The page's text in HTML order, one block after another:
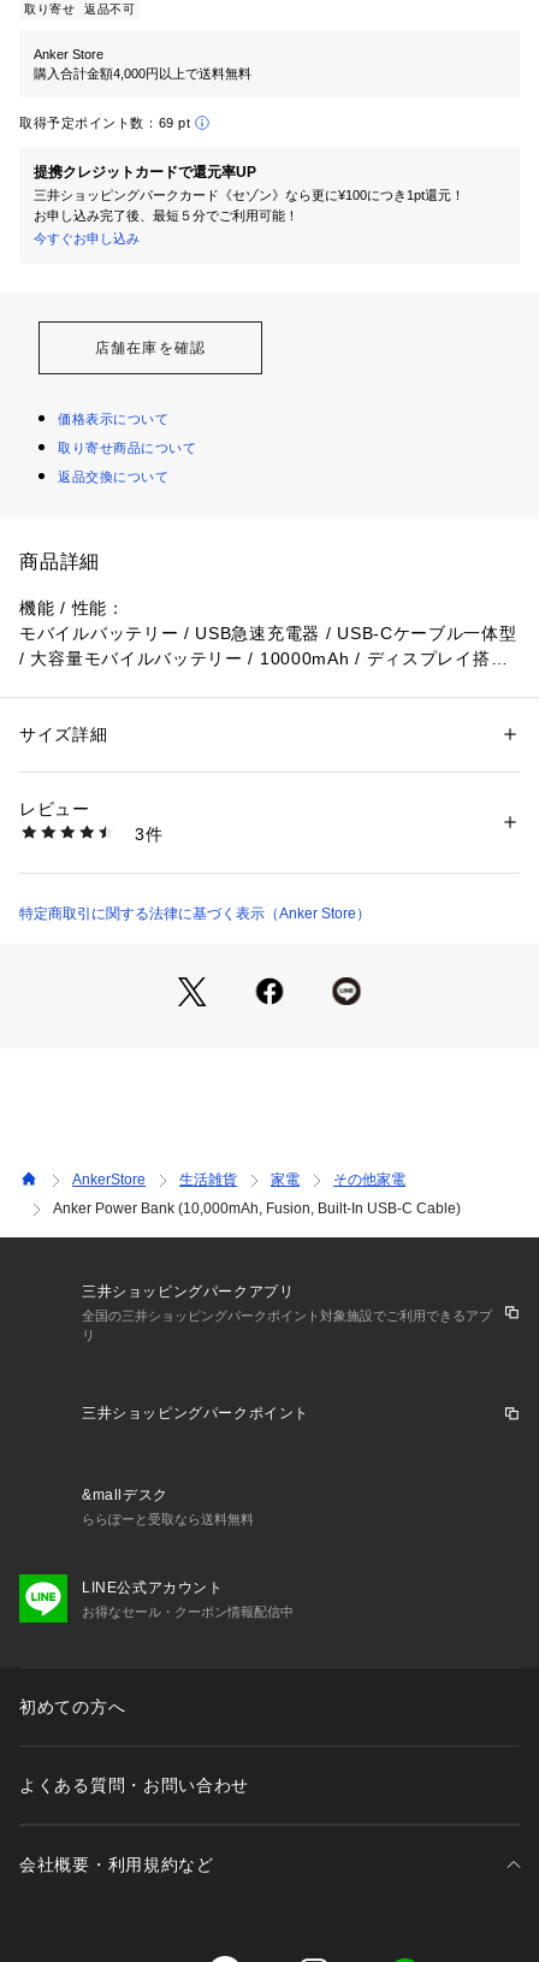
取り寄せ 返品不可
Anker Store
購入合計金額4,000円以上で送料無料
取得予定ポイント数： 69 pt
提携クレジットカードで還元率UP
三井ショッピングパークカード《セゾン》なら更に¥100につき1pt還元！
お申し込み完了後、最短５分でご利用可能！
今すぐお申し込み
店舗在庫を確認
価格表示について
取り寄せ商品について
返品交換について
商品詳細
機能 / 性能：
モバイルバッテリー / USB急速充電器 / USB-Cケーブル一体型
/ 大容量モバイルバッテリー / 10000mAh / ディスプレイ搭載
- iPhone 15 / 14 / 13シリーズ他
- Pixel 8 / 7シリーズ 他
充電はまとめてこれひとつ
一体となった3-in-1のFusionシリーズ
コンパクトサイズながらも最大30Wの高出力でスマホへの急速
本体表面にディスプレイを搭載しバッテリーの残量をリアルタ
イムかつ一目で確認可能
約108 x 51 x 31mm (プラグ部を除く)
約250g
性別：レディース
商品番号：
A1637N （ショップ）
サイズ詳細
レビュー
3件
特定商取引に関する法律に基づく表示（Anker Store）
AnkerStore 生活雑貨 家電
その他家電
Anker Power Bank (10,000mAh, Fusion, Built-In USB-C Cable)
三井ショッピングパークアプリ
全国の三井ショッピングパークポイント対象施設でご利用できるアプ
リ
三井ショッピングパークポイント
&mallデスク
ららぽーと受取なら送料無料
LINE公式アカウント
お得なセール・クーポン情報配信中
初めての方へ
よくある質問・お問い合わせ
会社概要・利用規約など